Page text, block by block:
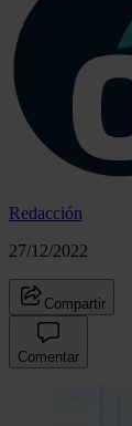
Redacción
27/12/2022
Compartir
Comentar